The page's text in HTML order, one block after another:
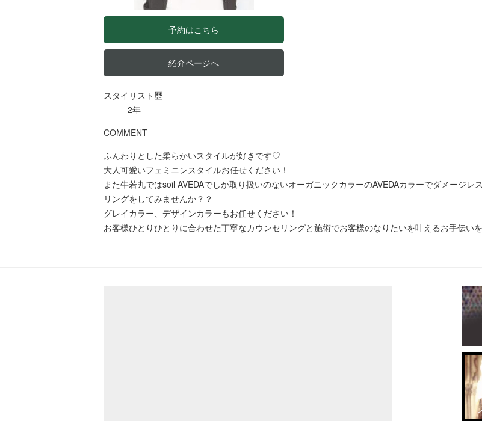
予約はこちら
紹介ページへ
スタイリスト歴
2年
COMMENT
ふんわりとした柔らかいスタイルが好きです♡
大人可愛いフェミニンスタイルお任せください！
また牛若丸ではsoil AVEDAでしか取り扱いのないオーガニックカラーのAVEDAカラーでダメージ
リングをしてみませんか？？
グレイカラー、デザインカラーもお任せください！
お客様ひとりひとりに合わせた丁寧なカウンセリングと施術でお客様のなりたいを叶えるお手伝いを